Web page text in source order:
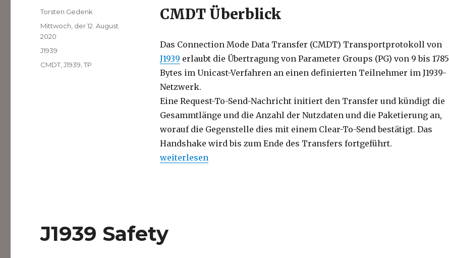
CMDT Überblick
Das Connection Mode Data Transfer (CMDT) Transportprotokoll von
J1939 erlaubt die Übertragung von Parameter Groups (PG) von 9 bis 1785
Bytes im Unicast-Verfahren an einen definierten Teilnehmer im J1939-
Netzwerk.
Eine Request-To-Send-Nachricht initiert den Transfer und kündigt die
Gesammtlänge und die Anzahl der Nutzdaten und die Paketierung an,
worauf die Gegenstelle dies mit einem Clear-To-Send bestätigt. Das
Handshake wird bis zum Ende des Transfers fortgeführt.
„J1939 CMDT Transportprotokoll“
weiterlesen
Autor
Torsten Gedenk
Veröffentlicht
am
Mittwoch, der 12. August
2020
Kategorien
J1939
Schlagwörter
CMDT ,J1939 ,TP
J1939 Safety